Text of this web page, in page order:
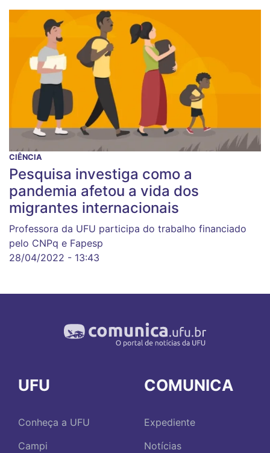
CIÊNCIA
Pesquisa investiga como a
pandemia afetou a vida dos
migrantes internacionais
Professora da UFU participa do trabalho financiado
pelo CNPq e Fapesp
28/04/2022 - 13:43
UFU
Conheça a UFU
Campi
COMUNICA
Expediente
Notícias